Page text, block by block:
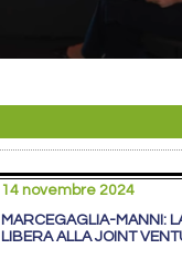
14 novembre 2024
MARCEGAGLIA-MANNI:
LIBERA ALLA JOINT